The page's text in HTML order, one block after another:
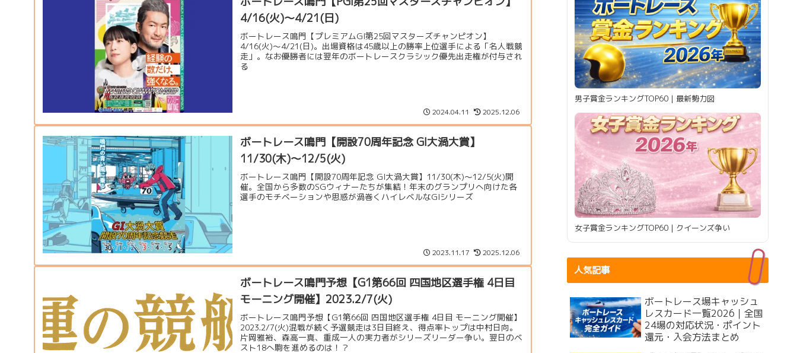
4/16(火)～4/21(日)
ボートレース鳴門【プレミアムGI第25回マスターズチャンピオン】
4/16(火)～4/21(日)。出場資格は45歳以上の勝率上位選手による「名人戦競
走」。なお優勝者には翌年のボートレースクラシック優先出走権が付与され
る
2024.04.11 2025.12.06
ボートレース鳴門【開設70周年記念 GI大渦大賞】
11/30(木)～12/5(火)
ボートレース鳴門【開設70周年記念 GI大渦大賞】11/30(木)～12/5(火)開
催。全国から多数のSGウィナーたちが集結！年末のグランプリへ向けた各
選手のモチベーションや思惑が渦巻くハイレベルなGIシリーズ
2023.11.17 2025.12.06
ボートレース鳴門予想【G1第66回 四国地区選手権 4日目
モーニング開催】2023.2/7(火)
ボートレース鳴門予想【G1第66回 四国地区選手権 4日目 モーニング開催】
2023.2/7(火)混戦が続く予選競走は3日目終え、得点率トップは中村日向。
片岡雅裕、森高一真、重成一人の実力者がシリーズリーダー争い。翌日のベ
スト18へ駒を進めるのは！？
男子賞金ランキングTOP60｜最新勢力図
女子賞金ランキングTOP60｜クイーンズ争い
人気記事
ボートレース場キャッシュ
レスカード一覧2026｜全国
24場の対応状況・ポイント
還元・入会方法まとめ